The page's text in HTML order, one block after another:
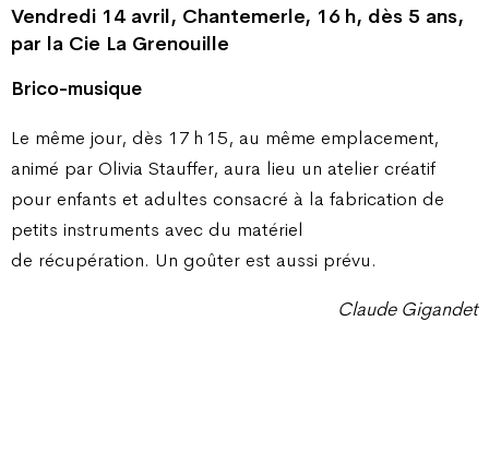
Vendredi 14 avril, Chantemerle, 16 h, dès 5 ans,
par la Cie La Grenouille
Brico-musique
Le même jour, dès 17 h 15, au même emplacement,
animé par Olivia Stauffer, aura lieu un atelier créatif
pour enfants et adultes consacré à la fabrication de
petits instruments avec du matériel
de récupération. Un goûter est aussi prévu.
Claude Gigandet